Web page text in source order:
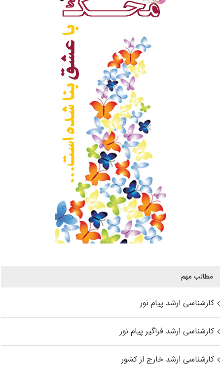
مطالب مهم
کارشناسی ارشد پیام نور
کارشناسی ارشد فراگیر پیام نور
کارشناسی ارشد خارج از کشور